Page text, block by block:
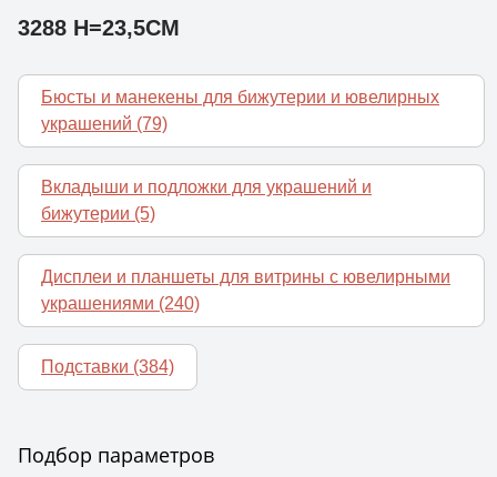
3288 Н=23,5СМ
Бюсты и манекены для бижутерии и ювелирных
украшений (79)
Вкладыши и подложки для украшений и
бижутерии (5)
Дисплеи и планшеты для витрины с ювелирными
украшениями (240)
Подставки (384)
Подбор параметров